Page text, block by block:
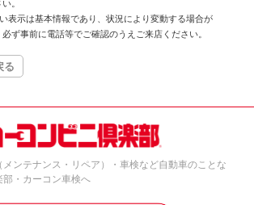
。
表示は基本情報であり、状況により変動する場合が
ず事前に電話等でご確認のうえご来店ください。
る
ンテナンス・リペア）・車検など自動車のことな
部・カーコン車検へ